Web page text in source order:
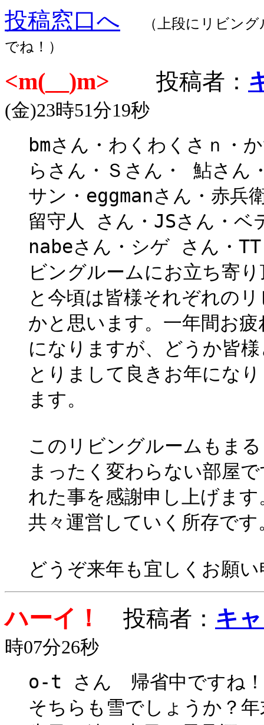
投稿窓口へ
（上段にリビン
でね！）
<m(__)m> 投稿者：
(金)23時51分19秒
bmさん・わくわくさｎ・
らさん・Ｓさん・ 鮎さ
サン・eggmanさん・赤兵
留守人 さん・JSさん・ベ
nabeさん・シゲ さん・
ビングルームにお立ち寄
と今頃は皆様それぞれの
かと思います。一年間お
になりますが、どうか皆
とりまして良きお年にな
ます。
このリビングルームもま
まったく変わらない部屋
れた事を感謝申し上げま
共々運営していく所存です
どうぞ来年も宜しくお願
ハーイ！ 投稿者： キ
時07分26秒
o-t さん 帰省中です
そちらも雪でしょうか？